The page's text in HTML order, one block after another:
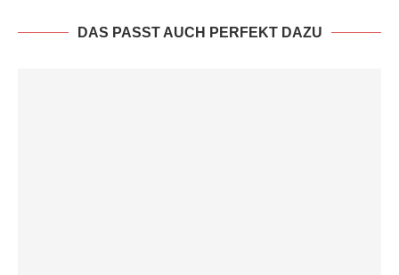
DAS PASST AUCH PERFEKT DAZU